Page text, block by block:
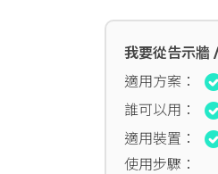
我要從告示牆
適用方案：
誰可以用：
適用裝置：
使用步驟：